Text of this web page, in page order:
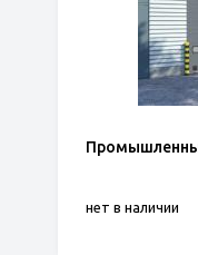
нет в наличии